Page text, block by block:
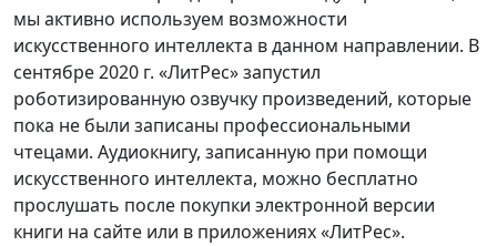
мы активно используем возможности
искусственного интеллекта в данном направлении. В
сентябре 2020 г. «ЛитРес» запустил
роботизированную озвучку произведений, которые
пока не были записаны профессиональными
чтецами. Аудиокнигу, записанную при помощи
искусственного интеллекта, можно бесплатно
прослушать после покупки электронной версии
книги на сайте или в приложениях «ЛитРес».